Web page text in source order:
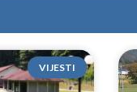
VIJESTI